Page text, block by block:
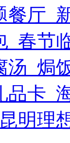
餐厅_
_春节
汤_焗
品卡_
明理